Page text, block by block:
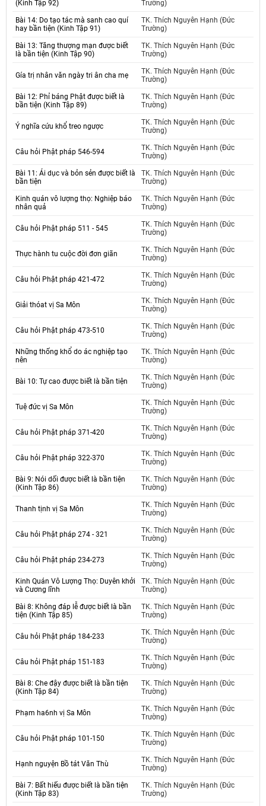
(Kinh Tập 92) Trường)
Bài 14: Do tạo tác mà sanh cao quí
hay bần tiện (Kinh Tập 91)
TK. Thích Nguyên Hạnh (Đức
Trường)
Bài 13: Tăng thượng mạn được biết
là bần tiện (Kinh Tập 90)
TK. Thích Nguyên Hạnh (Đức
Trường)
Gía trị nhân văn ngày tri ân cha mẹ
TK. Thích Nguyên Hạnh (Đức
Trường)
Bài 12: Phỉ báng Phật được biết là
bần tiện (Kinh Tập 89)
TK. Thích Nguyên Hạnh (Đức
Trường)
Ý nghĩa cứu khổ treo ngược
TK. Thích Nguyên Hạnh (Đức
Trường)
Câu hỏi Phật pháp 546-594
TK. Thích Nguyên Hạnh (Đức
Trường)
Bài 11: Ái dục và bỏn sẻn được biết là
bần tiện
TK. Thích Nguyên Hạnh (Đức
Trường)
Kinh quán vô lượng thọ: Nghiệp báo
nhân quả
TK. Thích Nguyên Hạnh (Đức
Trường)
Câu hỏi Phật pháp 511 - 545
TK. Thích Nguyên Hạnh (Đức
Trường)
Thực hành tu cuộc đời đơn giãn
TK. Thích Nguyên Hạnh (Đức
Trường)
Câu hỏi Phật pháp 421-472
TK. Thích Nguyên Hạnh (Đức
Trường)
Giải thóat vị Sa Môn
TK. Thích Nguyên Hạnh (Đức
Trường)
Câu hỏi Phật pháp 473-510
TK. Thích Nguyên Hạnh (Đức
Trường)
Những thống khổ do ác nghiệp tạo
nên
TK. Thích Nguyên Hạnh (Đức
Trường)
Bài 10: Tự cao được biết là bần tiện
TK. Thích Nguyên Hạnh (Đức
Trường)
Tuệ đức vị Sa Môn
TK. Thích Nguyên Hạnh (Đức
Trường)
Câu hỏi Phật pháp 371-420
TK. Thích Nguyên Hạnh (Đức
Trường)
Câu hỏi Phật pháp 322-370
TK. Thích Nguyên Hạnh (Đức
Trường)
Bài 9: Nói dối được biết là bần tiện
(Kinh Tập 86)
TK. Thích Nguyên Hạnh (Đức
Trường)
Thanh tịnh vị Sa Môn
TK. Thích Nguyên Hạnh (Đức
Trường)
Câu hỏi Phật pháp 274 - 321
TK. Thích Nguyên Hạnh (Đức
Trường)
Câu hỏi Phật pháp 234-273
TK. Thích Nguyên Hạnh (Đức
Trường)
Kinh Quán Vô Lượng Thọ: Duyên khởi
và Cương lĩnh
TK. Thích Nguyên Hạnh (Đức
Trường)
Bài 8: Không đáp lễ được biết là bần
tiện (Kinh Tập 85)
TK. Thích Nguyên Hạnh (Đức
Trường)
Câu hỏi Phật pháp 184-233
TK. Thích Nguyên Hạnh (Đức
Trường)
Câu hỏi Phật pháp 151-183
TK. Thích Nguyên Hạnh (Đức
Trường)
Bài 8: Che đậy được biết là bần tiện
(Kinh Tập 84)
TK. Thích Nguyên Hạnh (Đức
Trường)
Phạm ha6nh vị Sa Môn
TK. Thích Nguyên Hạnh (Đức
Trường)
Câu hỏi Phật pháp 101-150
TK. Thích Nguyên Hạnh (Đức
Trường)
Hạnh nguyện Bồ tát Văn Thù
TK. Thích Nguyên Hạnh (Đức
Trường)
Bài 7: Bất hiếu được biết là bần tiện
(Kinh Tập 83)
TK. Thích Nguyên Hạnh (Đức
Trường)